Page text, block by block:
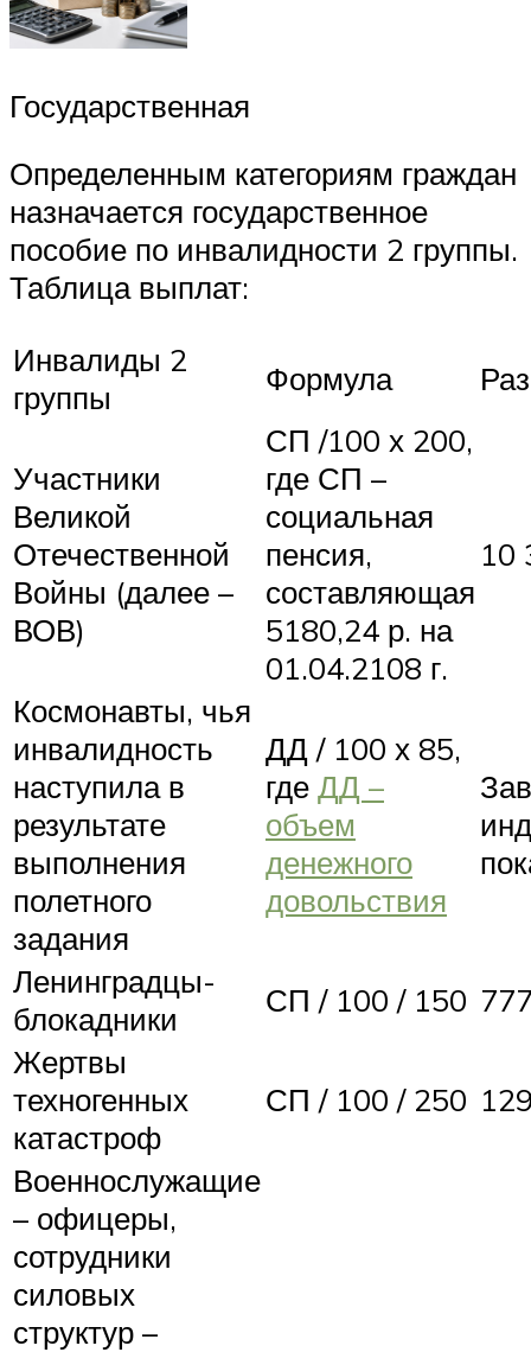
Государственная
Определенным категориям граждан
назначается государственное
пособие по инвалидности 2 группы.
Таблица выплат:
Инвалиды 2
группы
Формула
Участники
Великой
Отечественной
Войны (далее –
ВОВ)
СП /100 х 200,
где СП –
социальная
пенсия,
составляющая
5180,24 р. на
01.04.2108 г.
10
Космонавты, чья
инвалидность
наступила в
результате
выполнения
полетного
задания
ДД / 100 х 85,
где ДД –
объем
денежного
довольствия
Ленинградцы-
блокадники
СП / 100 / 150
Жертвы
техногенных
катастроф
СП / 100 / 250
Военнослужащие
– офицеры,
сотрудники
силовых
структур –